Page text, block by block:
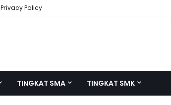
Privacy Policy
TINGKAT SMA TINGKAT SMK